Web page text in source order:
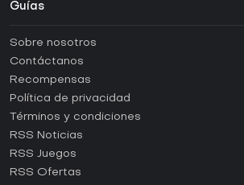
Guías
Guías y tutoriales
¿Cómo activar una CD Key de Steam?
¿Cómo activar una CD Key de Epic
¿Cómo activar una CD Key de GOG?
¿Cómo activar una CD Key de Ubisoft
¿Cómo activar una CD Key de EA App?
Sobre nosotros
Contáctanos
Recompensas
Política de privacidad
Términos y condiciones
RSS Noticias
RSS Juegos
RSS Ofertas